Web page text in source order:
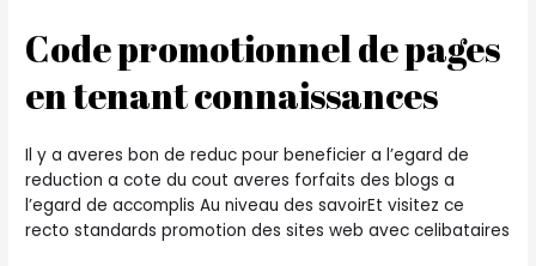
Code promotionnel de pages
en tenant connaissances
Il y a averes bon de reduc pour beneficier a l’egard de
reduction a cote du cout averes forfaits des blogs a
l’egard de accomplis Au niveau des savoirEt visitez ce
recto standards promotion des sites web avec celibataires